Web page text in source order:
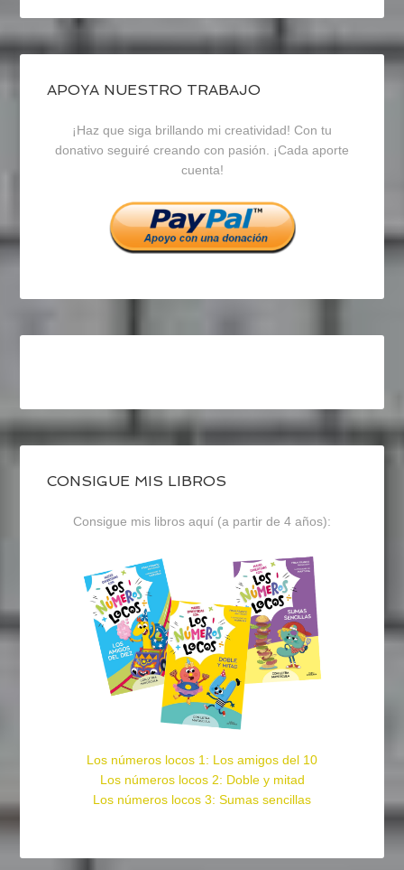
perfil
de
blogrecursosep
en
Facebook
perfil
de
recursosep
en
Twitter
perfil
de
recursosep
en
Instagram
APOYA NUESTRO TRABAJO
¡Haz que siga brillando mi creatividad! Con tu
donativo seguiré creando con pasión. ¡Cada aporte
cuenta!
CONSIGUE MIS LIBROS
Consigue mis libros aquí (a partir de 4 años):
Los números locos 1: Los amigos del 10
Los números locos 2: Doble y mitad
Los números locos 3: Sumas sencillas